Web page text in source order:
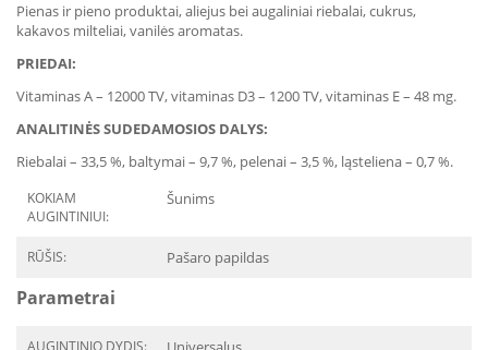
Pienas ir pieno produktai, aliejus bei augaliniai riebalai, cukrus,
kakavos milteliai, vanilės aromatas.
PRIEDAI:
Vitaminas A – 12000 TV, vitaminas D3 – 1200 TV, vitaminas E – 48 mg.
ANALITINĖS SUDEDAMOSIOS DALYS:
Riebalai – 33,5 %, baltymai – 9,7 %, pelenai – 3,5 %, ląsteliena – 0,7 %.
KOKIAM
AUGINTINIUI:
Šunims
RŪŠIS: Pašaro papildas
Parametrai
AUGINTINIO DYDIS: